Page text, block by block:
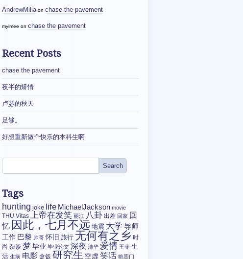
AndrewMilia on chase the pavement
myimee on chase the pavement
Recent Posts
chase the pavement
夜半的矫情
卢瑟的秋天
足够。
好想重新做个快乐的本科生啊
Tags
hunting joke life MichaelJackson movie
THU Vitas 上帝在发笑 丽江 八卦 出差 回家 回
忆 因此，七月不远 地震 大学 导师
工作 巴黎 帅哥 怀旧 旅行 无何有之乡 时
尚 杂谈 梦 毕业 毕业论文 深夜 清华 爱情 王菲 生
活 生病 电影 盒饭 研究生 空虚 笑话 艳照门